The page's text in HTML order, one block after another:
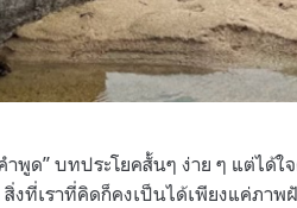
ำพูด” บทประโยคสั้นๆ ง่าย ๆ แต่ได้
สิ่งที่เราที่คิดก็คงเป็นได้เพียงแค่ภา